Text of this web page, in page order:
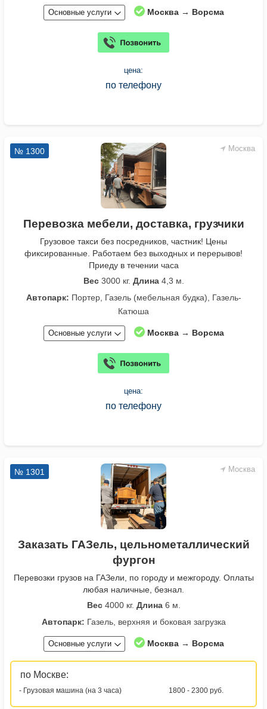
Основные услуги Москва → Ворсма
цена:
по телефону
Москва
№ 1300
Перевозка мебели, доставка, грузчики
Грузовое такси без посредников, частник! Цены
фиксированные. Работаем без выходных и перерывов!
Приеду в течении часа
Вес3000 кг. Длина4,3 м.
Автопарк: Портер, Газель (мебельная будка), Газель-
Катюша
Основные услуги Москва → Ворсма
цена:
по телефону
Москва
№ 1301
Заказать ГАЗель, цельнометаллический
фургон
Перевозки грузов на ГАЗели, по городу и межгороду. Оплаты
любая наличные, безнал.
Вес4000 кг. Длина6 м.
Автопарк: Газель, верхняя и боковая загрузка
Основные услуги Москва → Ворсма
по Москве:
- Грузовая машина (на 3 часа) 1800 - 2300 руб.